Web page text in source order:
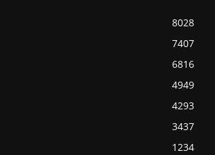
8028
7407
6816
4949
4293
3437
1234